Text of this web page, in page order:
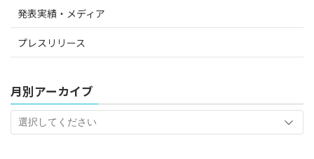
発表実績・メディア
プレスリリース
月別アーカイブ